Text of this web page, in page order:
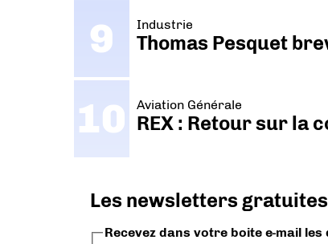
Industrie
Thomas Pesquet
Aviation Générale
REX : Retour sur la
Les newsletters gratuites
Recevez dans votre boite e-mail